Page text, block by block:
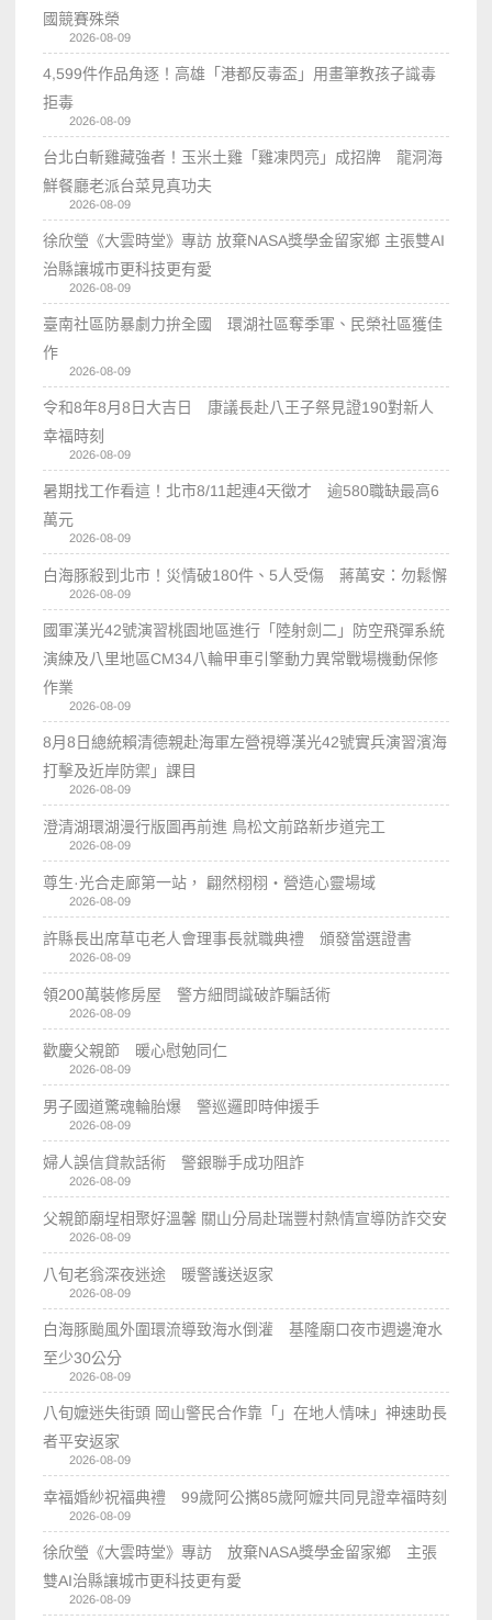
國競賽殊榮
2026-08-09
4,599件作品角逐！高雄「港都反毒盃」用畫筆教孩子識毒
拒毒
2026-08-09
台北白斬雞藏強者！玉米土雞「雞凍閃亮」成招牌 龍洞海
鮮餐廳老派台菜見真功夫
2026-08-09
徐欣瑩《大雲時堂》專訪 放棄NASA獎學金留家鄉 主張雙AI
治縣讓城市更科技更有愛
2026-08-09
臺南社區防暴劇力拚全國 環湖社區奪季軍、民榮社區獲佳
作
2026-08-09
令和8年8月8日大吉日 康議長赴八王子祭見證190對新人
幸福時刻
2026-08-09
暑期找工作看這！北市8/11起連4天徵才 逾580職缺最高6
萬元
2026-08-09
白海豚殺到北市！災情破180件、5人受傷 蔣萬安：勿鬆懈
2026-08-09
國軍漢光42號演習桃園地區進行「陸射劍二」防空飛彈系統
演練及八里地區CM34八輪甲車引擎動力異常戰場機動保修
作業
2026-08-09
8月8日總統賴清德親赴海軍左營視導漢光42號實兵演習濱海
打擊及近岸防禦」課目
2026-08-09
澄清湖環湖漫行版圖再前進 鳥松文前路新步道完工
2026-08-09
尊生·光合走廊第一站， 翩然栩栩・營造心靈場域
2026-08-09
許縣長出席草屯老人會理事長就職典禮 頒發當選證書
2026-08-09
領200萬裝修房屋 警方細問識破詐騙話術
2026-08-09
歡慶父親節 暖心慰勉同仁
2026-08-09
男子國道驚魂輪胎爆 警巡邏即時伸援手
2026-08-09
婦人誤信貸款話術 警銀聯手成功阻詐
2026-08-09
父親節廟埕相聚好溫馨 關山分局赴瑞豐村熱情宣導防詐交安
2026-08-09
八旬老翁深夜迷途 暖警護送返家
2026-08-09
白海豚颱風外圍環流導致海水倒灌 基隆廟口夜市週邊淹水
至少30公分
2026-08-09
八旬嬤迷失街頭 岡山警民合作靠「」在地人情味」神速助長
者平安返家
2026-08-09
幸福婚紗祝福典禮 99歲阿公𢹂85歲阿嬤共同見證幸福時刻
2026-08-09
徐欣瑩《大雲時堂》專訪 放棄NASA獎學金留家鄉 主張
雙AI治縣讓城市更科技更有愛
2026-08-09